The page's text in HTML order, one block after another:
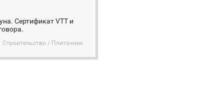
Сертификат VTT и
Строительство / Плиточник